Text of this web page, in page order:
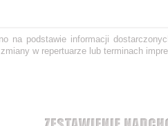
na podstawie informacji
w repertuarze lub terminach